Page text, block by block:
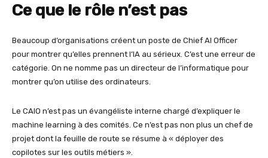
Ce que le rôle n’est pas
Beaucoup d’organisations créent un poste de Chief AI Officer
pour montrer qu’elles prennent l’IA au sérieux. C’est une erreur de
catégorie. On ne nomme pas un directeur de l’informatique pour
montrer qu’on utilise des ordinateurs.
Le CAIO n’est pas un évangéliste interne chargé d’expliquer le
machine learning à des comités. Ce n’est pas non plus un chef de
projet dont la feuille de route se résume à « déployer des
copilotes sur les outils métiers ».